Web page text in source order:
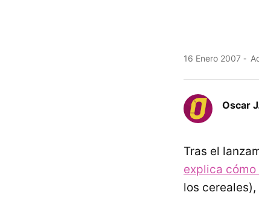
16 Enero 2007
Oscar
Tras el
explica
los